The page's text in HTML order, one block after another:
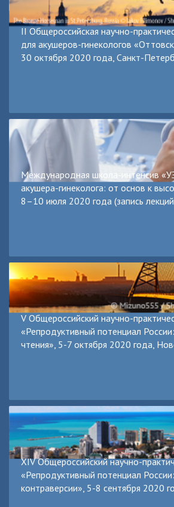
II Общероссийская научно-
для акушеров-гинекологов
30 октября 2020 года, Санкт-
Международная школа-интенсив
акушера-гинеколога: от основ к
8–10 июля 2020 года (запись
V Общероссийский научно-
«Репродуктивный потенциал
чтения», 5-7 октября 2020 года,
XIV Общероссийский научно-
«Репродуктивный потенциал
контраверсии», 5-8 сентября 2020